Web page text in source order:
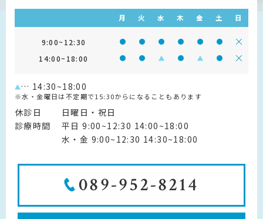
月 火 水 木 金 土 日
9:00~12:30 診療時間 9:00~12:30
診療時間 9:00~12:30
診療時間 9:00~12:30
診療時間 9:00~12:30
診療時間診療時
14:00~18:00 診療時間 14:00~18:00
診療時間 14:00~18:00
診療時間 14:00~18:00
診療時間診療時間診療時
… 14:30~18:00
※水・金曜日は不定期で15:30からになることもあります
休診日
日曜日・祝日
診療時間
平日 9:00~12:30 14:00~18:00
水・金 9:00~12:30 14:30~18:00
089-952-8214